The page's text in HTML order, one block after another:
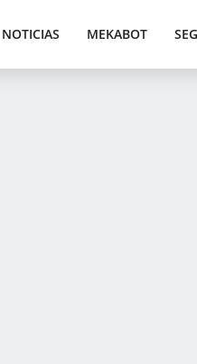
NOTICIAS MEKABOT